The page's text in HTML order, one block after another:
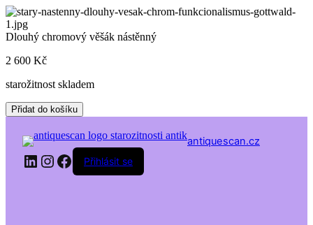
Skip
to
content
Dlouhý chromový věšák nástěnný
2 600 Kč
starožitnost skladem
Dlouhý
chromový
nástěnný
množství
Přidat do košíku
antiquescan.cz
LinkedIn
Instagram
Facebook
Přihlásit se